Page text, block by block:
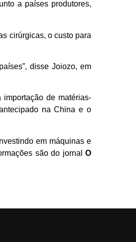
a países produtores,
cirúrgicas, o custo para
disse Joiozo, em
de matérias-
na China e o
em máquinas e
são do jornal O